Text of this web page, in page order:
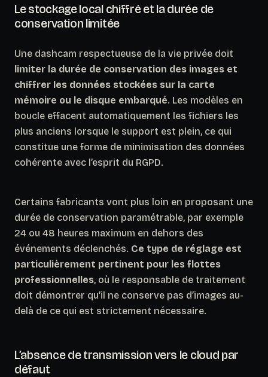
Le stockage local chiffré et la durée de
conservation limitée
Une dashcam respectueuse de la vie privée doit
limiter la durée de conservation des images et
chiffrer les données stockées sur la carte
mémoire ou le disque embarqué. Les modèles en
boucle effacent automatiquement les fichiers les
plus anciens lorsque le support est plein, ce qui
constitue une forme de minimisation des données
cohérente avec l’esprit du RGPD.
Certains fabricants vont plus loin en proposant une
durée de conservation paramétrable, par exemple
24 ou 48 heures maximum en dehors des
événements déclenchés. Ce type de réglage est
particulièrement pertinent pour les flottes
professionnelles, où le responsable de traitement
doit démontrer qu’il ne conserve pas d’images au-
delà de ce qui est strictement nécessaire.
L’absence de transmission vers le cloud par
défaut